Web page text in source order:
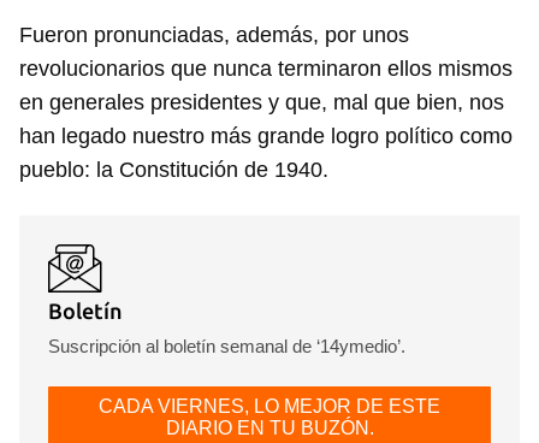
Fueron pronunciadas, además, por unos
revolucionarios que nunca terminaron ellos mismos
en generales presidentes y que, mal que bien, nos
han legado nuestro más grande logro político como
pueblo: la Constitución de 1940.
Boletín
Suscripción al boletín semanal de ‘14ymedio’.
CADA VIERNES, LO MEJOR DE ESTE
DIARIO EN TU BUZÓN.